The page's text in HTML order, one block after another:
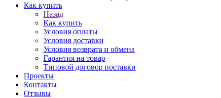
Как купить
Назад
Как купить
Условия оплаты
Условия доставки
Условия возврата и обмена
Гарантия на товар
Типовой договор поставки
Проекты
Контакты
Отзывы